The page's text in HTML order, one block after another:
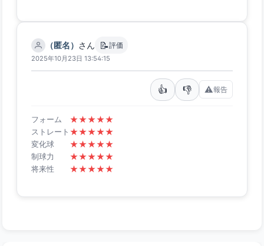
（匿名） さん 📝評価
2025年10月23日 13:54:15
👍 👎 ⚠️報告
フォーム ★★★★★
ストレート ★★★★★
変化球 ★★★★★
制球力 ★★★★★
将来性 ★★★★★